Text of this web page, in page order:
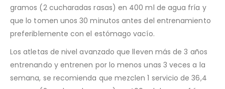
gramos (2 cucharadas rasas) en 400 ml de agua fría y
que lo tomen unos 30 minutos antes del entrenamiento
preferiblemente con el estómago vacío.
Los atletas de nivel avanzado que lleven más de 3 años
entrenando y entrenen por lo menos unas 3 veces a la
semana, se recomienda que mezclen 1 servicio de 36,4